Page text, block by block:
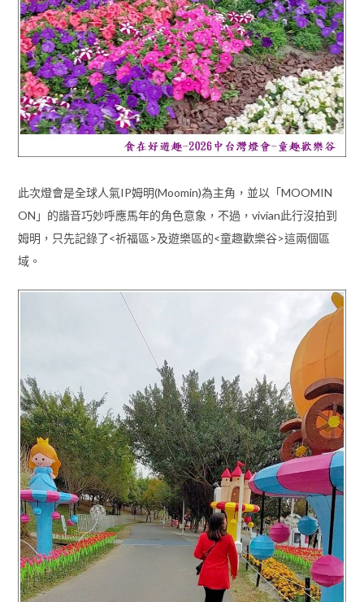
此次燈會是全球人氣IP姆明(Moomin)為主角，並以「MOOMIN
ON」的諧音巧妙呼應馬年的角色意象，不過，vivian此行沒拍到
姆明，只先記錄了<祈福區>及遊樂區的<童趣歡樂谷>這兩個區
域。